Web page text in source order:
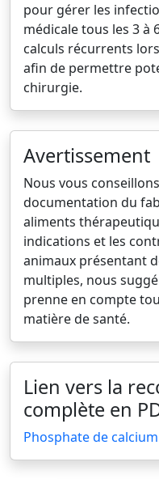
pour gérer les
médicale tous les 3 à
calculs récurrents
afin de permettre
chirurgie.
Avertissement
Nous vous
documentation du
aliments
indications et les
animaux présentant
multiples, nous
prenne en compte
matière de santé.
Lien vers la
complète en
Phosphate de